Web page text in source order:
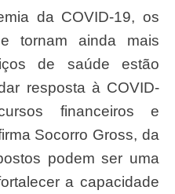
tornam ainda mais
de saúde estão
resposta à COVID-
financeiros e
Socorro Gross, da
podem ser uma
a capacidade